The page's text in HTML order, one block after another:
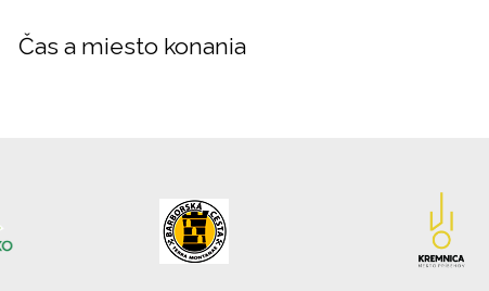
Čas a miesto konania